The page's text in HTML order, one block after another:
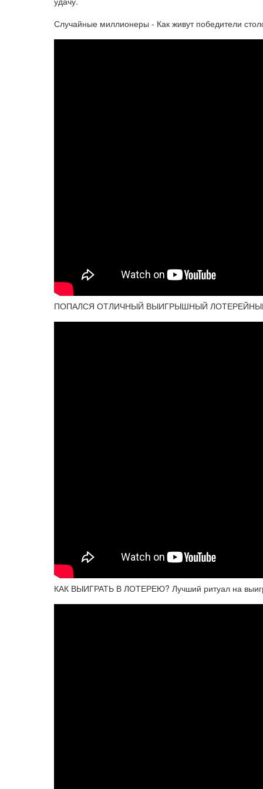
Случайные миллионеры - Как живут победители
ПОПАЛСЯ ОТЛИЧНЫЙ ВЫИГРЫШНЫЙ
КАК ВЫИГРАТЬ В ЛОТЕРЕЮ? Лучший ритуал на